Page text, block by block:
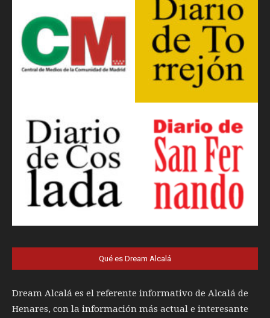
Qué es Dream Alcalá
Dream Alcalá es el referente informativo de Alcalá de
Henares, con la información más actual e interesante